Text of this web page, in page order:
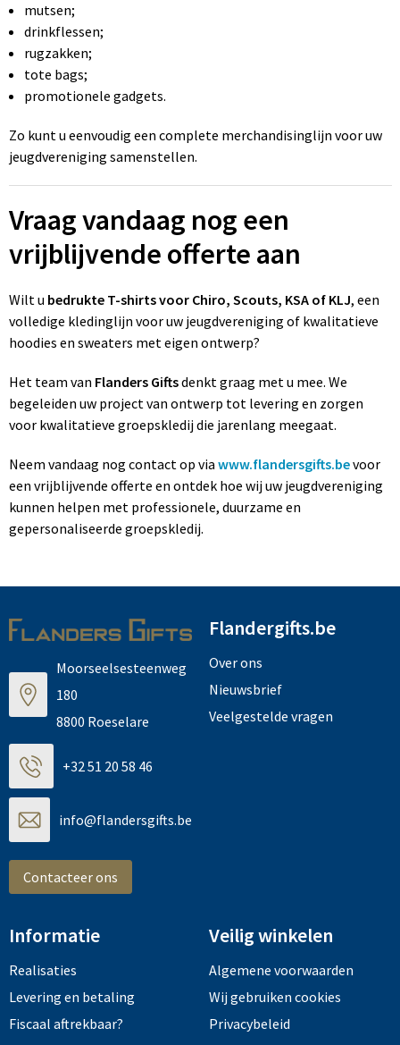
mutsen;
drinkflessen;
rugzakken;
tote bags;
promotionele gadgets.
Zo kunt u eenvoudig een complete merchandisinglijn voor uw
jeugdvereniging samenstellen.
Vraag vandaag nog een
vrijblijvende offerte aan
Wilt u bedrukte T-shirts voor Chiro, Scouts, KSA of KLJ, een
volledige kledinglijn voor uw jeugdvereniging of kwalitatieve
hoodies en sweaters met eigen ontwerp?
Het team van Flanders Giftsdenkt graag met u mee. We
begeleiden uw project van ontwerp tot levering en zorgen
voor kwalitatieve groepskledij die jarenlang meegaat.
Neem vandaag nog contact op via www.flandersgifts.bevoor
een vrijblijvende offerte en ontdek hoe wij uw jeugdvereniging
kunnen helpen met professionele, duurzame en
gepersonaliseerde groepskledij.
Moorseelsesteenweg
180
8800 Roeselare
+32 51 20 58 46
info@flandersgifts.be
Contacteer ons
Flandergifts.be
Over ons
Nieuwsbrief
Veelgestelde vragen
Informatie
Realisaties
Levering en betaling
Fiscaal aftrekbaar?
Veilig winkelen
Algemene voorwaarden
Wij gebruiken cookies
Privacybeleid